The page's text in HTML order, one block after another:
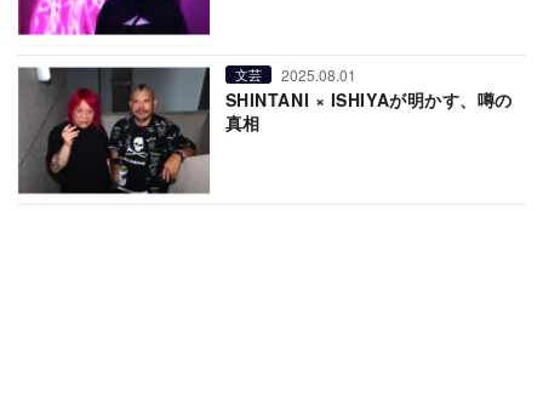
文芸 2025.08.01
SHINTANI × ISHIYAが明かす、噂の
真相